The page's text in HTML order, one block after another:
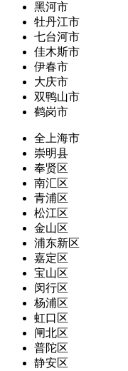
黑河市
牡丹江市
七台河市
佳木斯市
伊春市
大庆市
双鸭山市
鹤岗市
全上海市
崇明县
奉贤区
南汇区
青浦区
松江区
金山区
浦东新区
嘉定区
宝山区
闵行区
杨浦区
虹口区
闸北区
普陀区
静安区